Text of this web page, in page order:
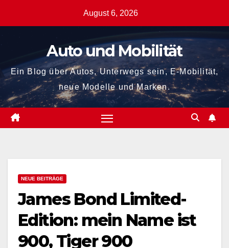
August 6, 2026
Auto und Mobilität
Ein Blog über Autos, Unterwegs sein, E-Mobilität,
neue Modelle und Marken.
NEUE BEITRÄGE
James Bond Limited-
Edition: mein Name ist
900, Tiger 900